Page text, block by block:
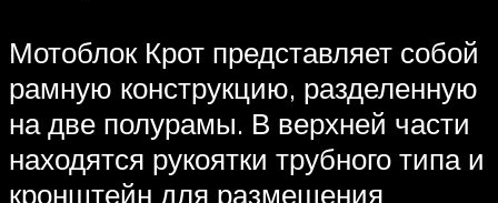
Мотоблок Крот представляет собой
рамную конструкцию, разделенную
на две полурамы. В верхней части
находятся рукоятки трубного типа и
кронштейн для размещения